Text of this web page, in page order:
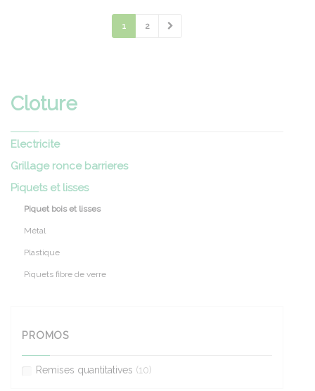
1 2
Cloture
Electricite
Grillage ronce barrieres
Piquets et lisses
Piquet bois et lisses
Métal
Plastique
Piquets fibre de verre
PROMOS
Remises quantitatives (10)